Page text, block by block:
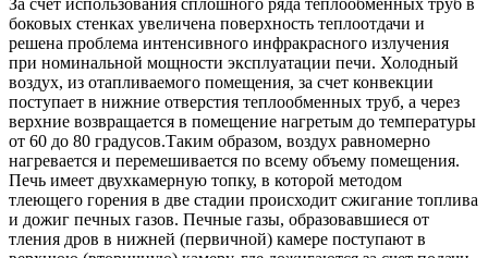
боковых стенках увеличена поверхность теплоотдачи и
решена проблема интенсивного инфракрасного излучения
при номинальной мощности эксплуатации печи. Холодный
воздух, из отапливаемого помещения, за счет конвекции
поступает в нижние отверстия теплообменных труб, а через
верхние возвращается в помещение нагретым до температуры
от 60 до 80 градусов.Таким образом, воздух равномерно
нагревается и перемешивается по всему объему помещения.
Печь имеет двухкамерную топку, в которой методом
тлеющего горения в две стадии происходит сжигание топлива
и дожиг печных газов. Печные газы, образовавшиеся от
тления дров в нижней (первичной) камере поступают в